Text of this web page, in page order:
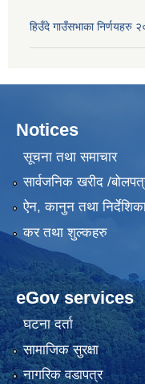
हिउँदे गाउँसभाका निर्णयहरु
Notices
सूचना तथा समाचार
सार्वजनिक खरीद /
ऐन, कानुन तथा
कर तथा शुल्कहरु
eGov services
घटना दर्ता
सामाजिक सुरक्षा
नागरिक वडापत्र